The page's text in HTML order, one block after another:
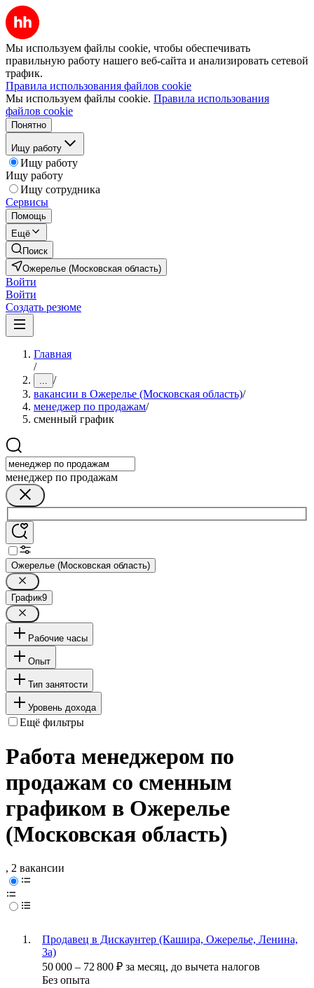
Мы используем файлы cookie, чтобы обеспечивать
правильную работу нашего веб-сайта и анализировать сетевой
трафик.
Правила использования файлов cookie
Мы используем файлы cookie. Правила использования
файлов cookie
Понятно
Ищу работу
Ищу работу
Ищу работу
Ищу сотрудника
Сервисы
Помощь
Ещё
Поиск
Ожерелье (Московская область)
Войти
Войти
Создать резюме
Главная
/
... /
вакансии в Ожерелье (Московская область)/
менеджер по продажам/
сменный график
менеджер по продажам
Ожерелье (Московская область)
График9
Рабочие часы
Опыт
Тип занятости
Уровень дохода
Ещё фильтры
Работа менеджером по
продажам со сменным
графиком в Ожерелье
(Московская область)
, 2 вакансии
Продавец в Дискаунтер (Кашира, Ожерелье, Ленина,
3а)
50 000 – 72 800 ₽ за месяц, до вычета налогов
Без опыта